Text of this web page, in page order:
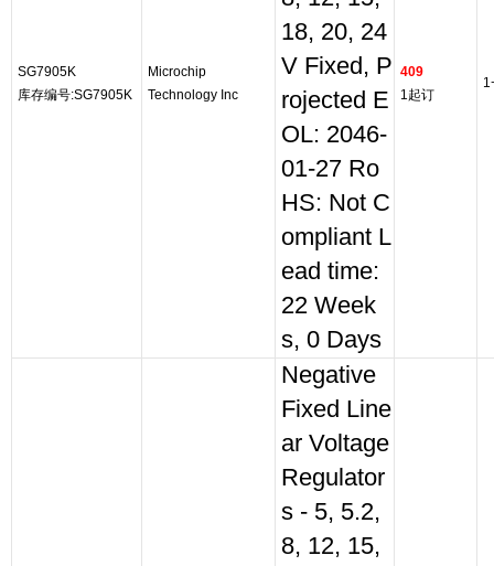
SG7905K
库存编号:SG7905K
Microchip
Technology Inc
18, 20, 24
V Fixed, P
rojected E
OL: 2046-
01-27 Ro
HS: Not C
ompliant L
ead time:
22 Week
s, 0 Days
409
1起订
Negative
Fixed Line
ar Voltage
Regulator
s - 5, 5.2,
8, 12, 15,